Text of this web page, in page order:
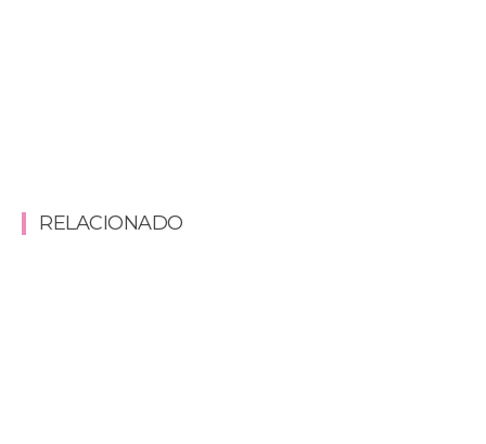
RELACIONADO